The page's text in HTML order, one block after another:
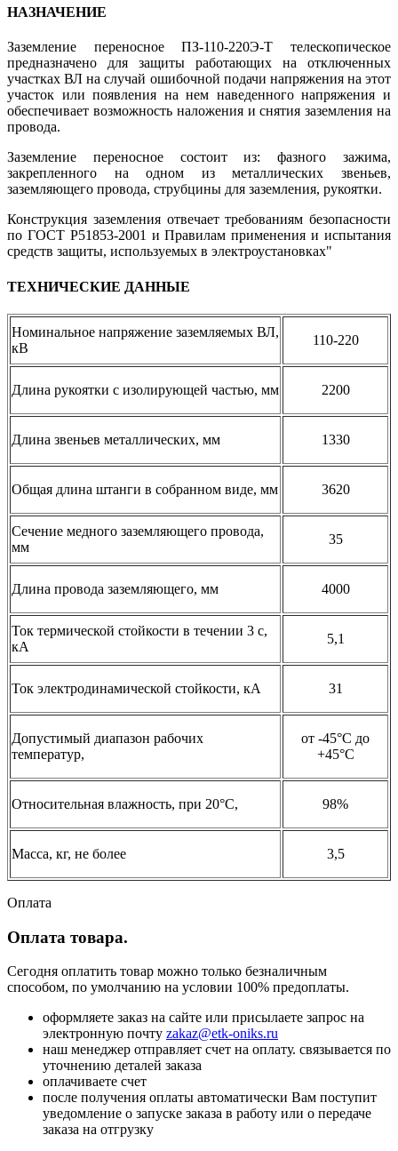
НАЗНАЧЕНИЕ
Заземление переносное ПЗ-110-220Э-Т телескопическое
предназначено для защиты работающих на отключенных
участках ВЛ на случай ошибочной подачи напряжения на этот
участок или появления на нем наведенного напряжения и
обеспечивает возможность наложения и снятия заземления на
провода.
Заземление переносное состоит из: фазного зажима,
закрепленного на одном из металлических звеньев,
заземляющего провода, струбцины для заземления, рукоятки.
Конструкция заземления отвечает требованиям безопасности
по ГОСТ Р51853-2001 и Правилам применения и испытания
средств защиты, используемых в электроустановках"
ТЕХНИЧЕСКИЕ ДАННЫЕ
Номинальное напряжение заземляемых ВЛ,
кВ
110-220
Длина рукоятки с изолирующей частью, мм 2200
Длина звеньев металлических, мм 1330
Общая длина штанги в собранном виде, мм 3620
Сечение медного заземляющего провода,
мм
35
Длина провода заземляющего, мм 4000
Ток термической стойкости в течении 3 с,
кА
5,1
Ток электродинамической стойкости, кА 31
Допустимый диапазон рабочих
температур,
от -45°С до
+45°С
Относительная влажность, при 20°С, 98%
Масса, кг, не более 3,5
Оплата
Оплата товара.
Сегодня оплатить товар можно только безналичным
способом, по умолчанию на условии 100% предоплаты.
оформляете заказ на сайте или присылаете запрос на
электронную почту zakaz@etk-oniks.ru
наш менеджер отправляет счет на оплату. связывается по
уточнению деталей заказа
оплачиваете счет
после получения оплаты автоматически Вам поступит
уведомление о запуске заказа в работу или о передаче
заказа на отгрузку